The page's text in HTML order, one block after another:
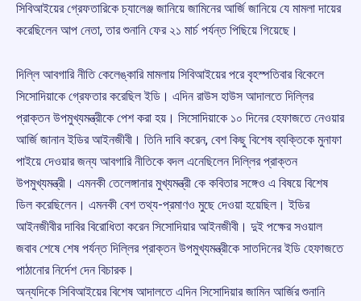
সিবিআইয়ের গ্রেফতারিকে চ্যালেঞ্জ জানিয়ে জামিনের আর্জি জানিয়ে যে মামলা দায়ের
করেছিলেন আপ নেতা, তার শুনানি ফের ২১ মার্চ পর্যন্ত পিছিয়ে গিয়েছে।
দিল্লি আবগারি নীতি কেলেঙ্কারি মামলায় সিবিআইয়ের পরে বৃহস্পতিবার বিকেলে
সিসোদিয়াকে গ্রেফতার করেছিল ইডি। এদিন রাউস হাউস আদালতে দিল্লির
প্রাক্তন উপমুখ্যমন্ত্রীকে পেশ করা হয়। সিসোদিয়াকে ১০ দিনের হেফাজতে নেওয়ার
আর্জি জানান ইডির আইনজীবী। তিনি দাবি করেন, বেশ কিছু বিশেষ ব্যক্তিকে মুনাফা
পাইয়ে দেওয়ার জন্য আবগারি নীতিকে বদল এনেছিলেন দিল্লির প্রাক্তন
উপমুখ্যমন্ত্রী। এমনকী তেলেঙ্গানার মুখ্যমন্ত্রী কে কবিতার সঙ্গেও এ বিষয়ে বিশেষ
ডিল করেছিলেন। এমনকী বেশ তথ্য-প্রমাণও মুছে দেওয়া হয়েছিল। ইডির
আইনজীবীর দাবির বিরোধিতা করেন সিসোদিয়ার আইনজীবী। দুই পক্ষের সওয়াল
জবাব শেষে শেষ পর্যন্ত দিল্লির প্রাক্তন উপমুখ্যমন্ত্রীকে সাতদিনের ইডি হেফাজতে
পাঠানোর নির্দেশ দেন বিচারক।
অন্যদিকে সিবিআইয়ের বিশেষ আদালতে এদিন সিসোদিয়ার জামিন আর্জির শুনানি